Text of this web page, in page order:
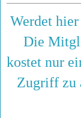
Werdet
Die
kostet nur
Zugriff zu